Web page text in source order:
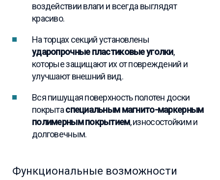
воздействии влаги и всегда выглядят
красиво.
На торцах секций установлены
ударопрочные пластиковые уголки,
которые защищают их от повреждений и
улучшают внешний вид.
Вся пишущая поверхность полотен доски
покрытаспециальным магнито-маркерным
полимерным покрытием, износостойким и
долговечным.
Функциональные возможности